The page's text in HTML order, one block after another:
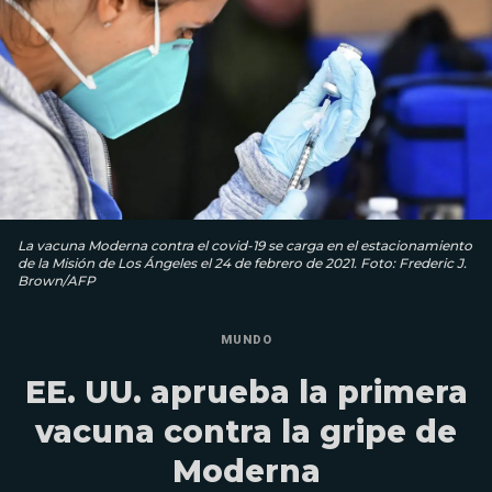
La vacuna Moderna contra el covid-19 se carga en el estacionamiento
de la Misión de Los Ángeles el 24 de febrero de 2021. Foto: Frederic J.
Brown/AFP
MUNDO
EE. UU. aprueba la primera
vacuna contra la gripe de
Moderna